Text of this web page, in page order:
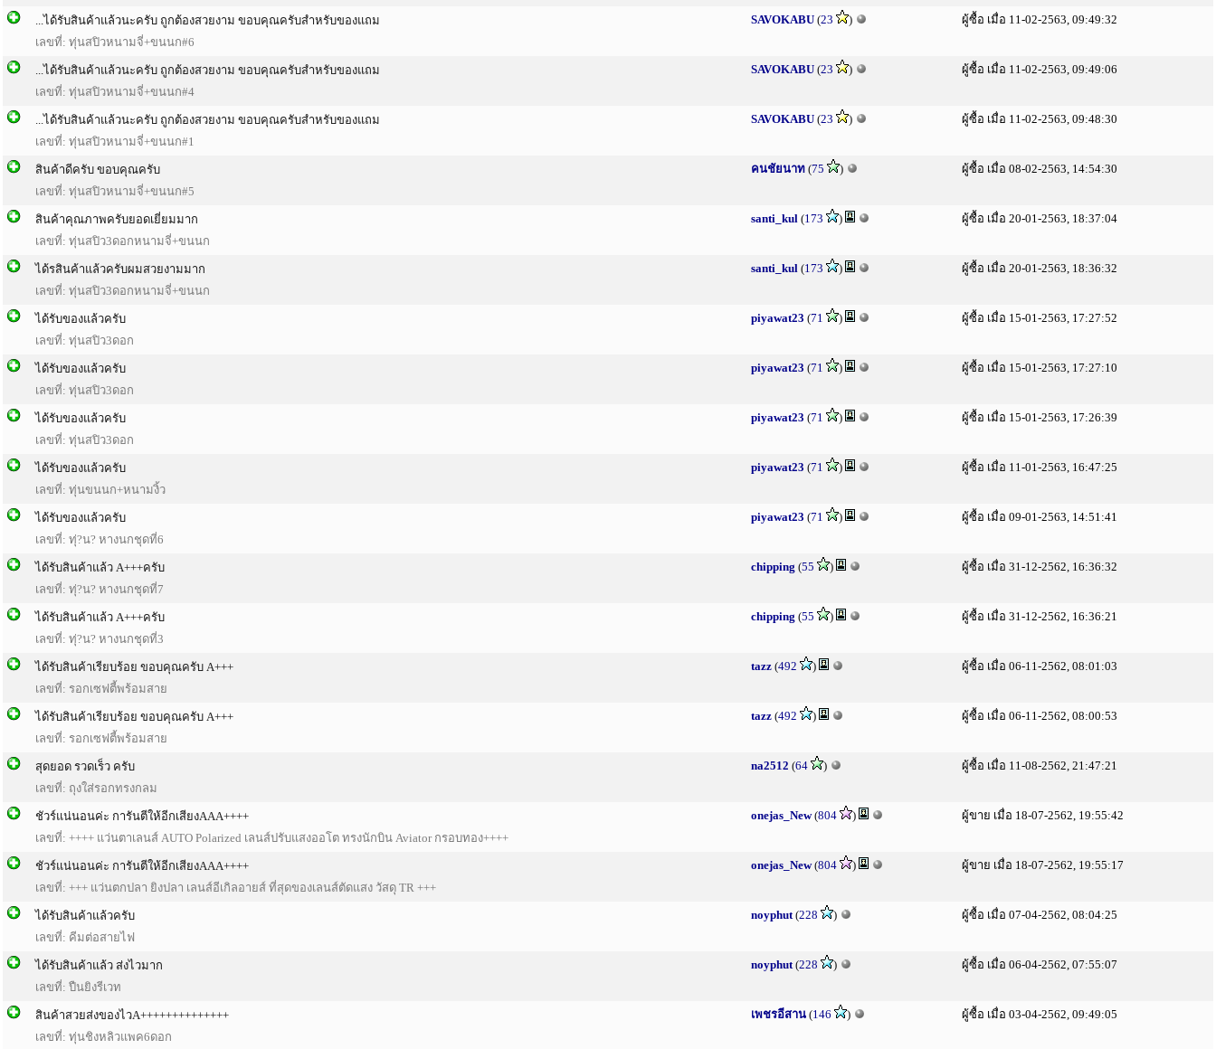
...ได้รับสินค้าแล้วนะครับ ถูกต้องสวยงาม ขอบคุณครับสำหรับของแถม
เลขที่: ทุ่นสปิวหนามจี่+ขนนก#6
SAVOKABU (23 ) ผู้ซื้อ เมื่อ 11-02-2563, 09:49:32
...ได้รับสินค้าแล้วนะครับ ถูกต้องสวยงาม ขอบคุณครับสำหรับของแถม
เลขที่: ทุ่นสปิวหนามจี่+ขนนก#4
SAVOKABU (23 ) ผู้ซื้อ เมื่อ 11-02-2563, 09:49:06
...ได้รับสินค้าแล้วนะครับ ถูกต้องสวยงาม ขอบคุณครับสำหรับของแถม
เลขที่: ทุ่นสปิวหนามจี่+ขนนก#1
SAVOKABU (23 ) ผู้ซื้อ เมื่อ 11-02-2563, 09:48:30
สินค้าดีครับ ขอบคุณครับ
เลขที่: ทุ่นสปิวหนามจี่+ขนนก#5
คนชัยนาท (75 ) ผู้ซื้อ เมื่อ 08-02-2563, 14:54:30
สินค้าคุณภาพครับยอดเยี่ยมมาก
เลขที่: ทุ่นสปิว3ดอกหนามจี่+ขนนก
santi_kul (173 ) ผู้ซื้อ เมื่อ 20-01-2563, 18:37:04
ได้รสินค้าแล้วครับผมสวยงามมาก
เลขที่: ทุ่นสปิว3ดอกหนามจี่+ขนนก
santi_kul (173 ) ผู้ซื้อ เมื่อ 20-01-2563, 18:36:32
ได้รับของแล้วครับ
เลขที่: ทุ่นสปิว3ดอก
piyawat23 (71 ) ผู้ซื้อ เมื่อ 15-01-2563, 17:27:52
ได้รับของแล้วครับ
เลขที่: ทุ่นสปิว3ดอก
piyawat23 (71 ) ผู้ซื้อ เมื่อ 15-01-2563, 17:27:10
ได้รับของแล้วครับ
เลขที่: ทุ่นสปิว3ดอก
piyawat23 (71 ) ผู้ซื้อ เมื่อ 15-01-2563, 17:26:39
ได้รับของแล้วครับ
เลขที่: ทุ่นขนนก+หนามงิ้ว
piyawat23 (71 ) ผู้ซื้อ เมื่อ 11-01-2563, 16:47:25
ได้รับของแล้วครับ
เลขที่: ทุ่?น? หางนกชุดที่6
piyawat23 (71 ) ผู้ซื้อ เมื่อ 09-01-2563, 14:51:41
ได้รับสินค้าแล้ว A+++ครับ
เลขที่: ทุ่?น? หางนกชุดที่7
chipping (55 ) ผู้ซื้อ เมื่อ 31-12-2562, 16:36:32
ได้รับสินค้าแล้ว A+++ครับ
เลขที่: ทุ่?น? หางนกชุดที่3
chipping (55 ) ผู้ซื้อ เมื่อ 31-12-2562, 16:36:21
ได้รับสินค้าเรียบร้อย ขอบคุณครับ A+++
เลขที่: รอกเซฟตี้พร้อมสาย
tazz (492 ) ผู้ซื้อ เมื่อ 06-11-2562, 08:01:03
ได้รับสินค้าเรียบร้อย ขอบคุณครับ A+++
เลขที่: รอกเซฟตี้พร้อมสาย
tazz (492 ) ผู้ซื้อ เมื่อ 06-11-2562, 08:00:53
สุดยอด รวดเร็ว ครับ
เลขที่: ถุงใส่รอกทรงกลม
na2512 (64 ) ผู้ซื้อ เมื่อ 11-08-2562, 21:47:21
ชัวร์แน่นอนค่ะ การันตีให้อีกเสียงAAA++++
เลขที่: ++++ แว่นตาเลนส์ AUTO Polarized เลนส์ปรับแสงออโต ทรงนักบิน Aviator กรอบทอง++++
onejas_New(804 ) ผู้ขาย เมื่อ 18-07-2562, 19:55:42
ชัวร์แน่นอนค่ะ การันตีให้อีกเสียงAAA++++
เลขที่: +++ แว่นตกปลา ยิงปลา เลนส์อีเกิลอายส์ ที่สุดของเลนส์ตัดแสง วัสดุ TR +++
onejas_New(804 ) ผู้ขาย เมื่อ 18-07-2562, 19:55:17
ได้รับสินค้าแล้วครับ
เลขที่: คีมต่อสายไฟ
noyphut(228 ) ผู้ซื้อ เมื่อ 07-04-2562, 08:04:25
ได้รับสินค้าแล้ว ส่งไวมาก
เลขที่: ปืนยิงรีเวท
noyphut(228 ) ผู้ซื้อ เมื่อ 06-04-2562, 07:55:07
สินค้าสวยส่งของไวA++++++++++++++
เลขที่: ทุ่นชิงหลิวแพค6ดอก
เพชรอีสาน (146 ) ผู้ซื้อ เมื่อ 03-04-2562, 09:49:05